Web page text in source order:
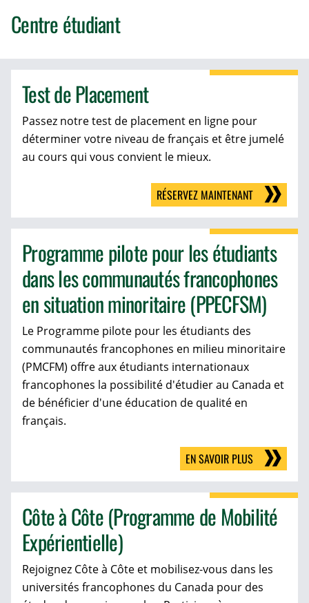
Centre étudiant
Test de Placement
Passez notre test de placement en ligne pour
déterminer votre niveau de français et être jumelé
au cours qui vous convient le mieux.
RÉSERVEZ MAINTENANT
Programme pilote pour les étudiants
dans les communautés francophones
en situation minoritaire (PPECFSM)
Le Programme pilote pour les étudiants des
communautés francophones en milieu minoritaire
(PMCFM) offre aux étudiants internationaux
francophones la possibilité d'étudier au Canada et
de bénéficier d'une éducation de qualité en
français.
EN SAVOIR PLUS
Côte à Côte (Programme de Mobilité
Expérientielle)
Rejoignez Côte à Côte et mobilisez-vous dans les
universités francophones du Canada pour des